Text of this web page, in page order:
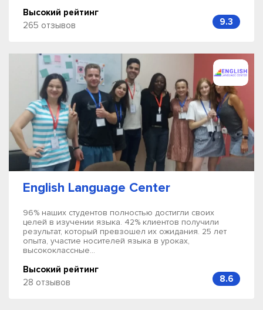
Высокий рейтинг
265 отзывов
9.3
English Language Center
96% наших студентов полностью достигли своих
целей в изучении языка. 42% клиентов получили
результат, который превзошел их ожидания. 25 лет
опыта, участие носителей языка в уроках,
высококлассные...
Высокий рейтинг
28 отзывов
8.6